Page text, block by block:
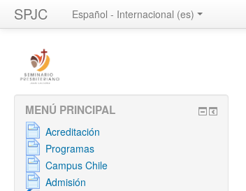
SPJC Español - Internacional ‎(es)‎
MENÚ PRINCIPAL
Acreditación
Programas
Campus Chile
Admisión